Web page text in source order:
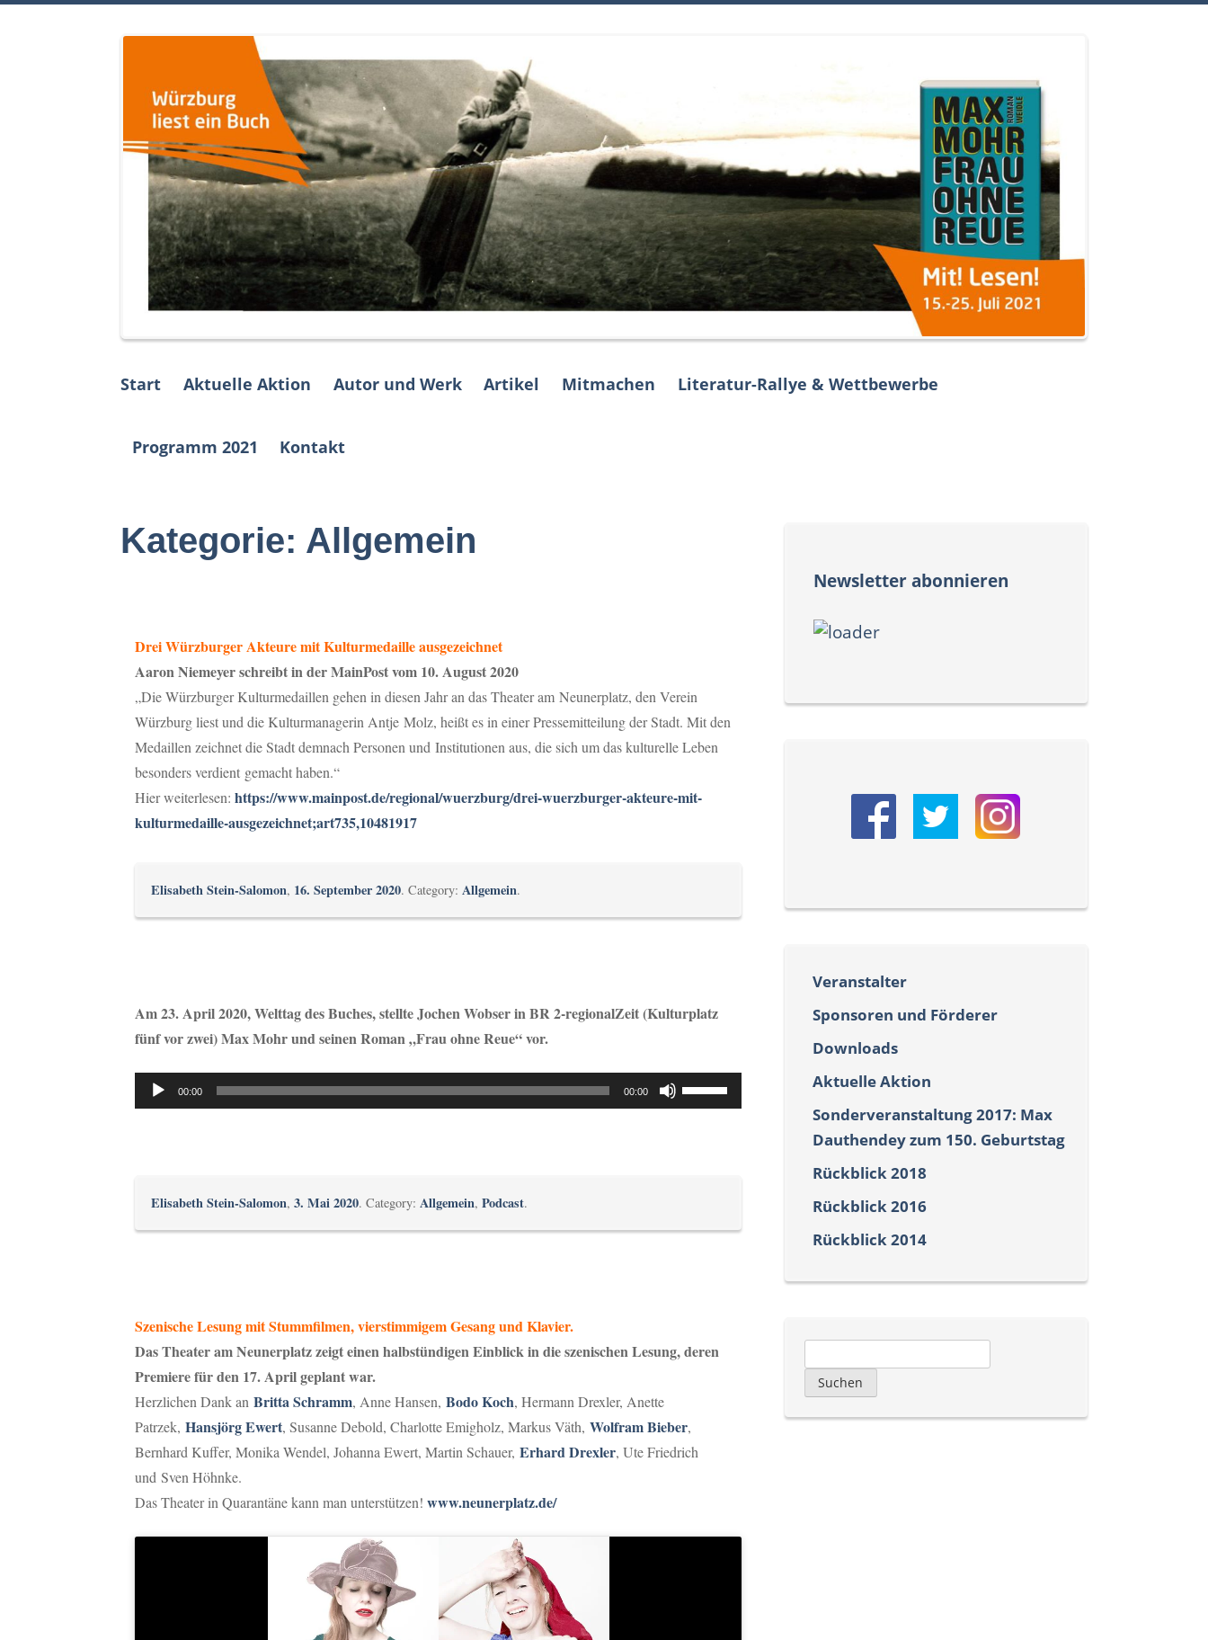
Skip
Start Aktuelle Aktion Autor und Werk Artikel Mitmachen Literatur-Rallye & Wettbewerbe
Programm 2021 Kontakt
Kategorie: Allgemein
Drei Würzburger Akteure mit Kulturmedaille ausgezeichnet
Aaron Niemeyer schreibt in der MainPost vom 10. August 2020
„Die Würzburger Kulturmedaillen gehen in diesen Jahr an das Theater am Neunerplatz, den Verein
Würzburg liest und die Kulturmanagerin Antje Molz, heißt es in einer Pressemitteilung der Stadt. Mit den
Medaillen zeichnet die Stadt demnach Personen und Institutionen aus, die sich um das kulturelle Leben
besonders verdient gemacht haben.“
Hier weiterlesen:https://www.mainpost.de/regional/wuerzburg/drei-wuerzburger-akteure-mit-
kulturmedaille-ausgezeichnet;art735,10481917
Elisabeth Stein-Salomon, 16. September 2020. Category: Allgemein.
Am 23. April 2020, Welttag des Buches, stellte Jochen Wobser in BR 2-regionalZeit (Kulturplatz
fünf vor zwei) Max Mohr und seinen Roman „Frau ohne Reue“ vor.
Audio-
Player
00:00 00:00
Pfeiltasten
Hoch/Runter
zu
Elisabeth Stein-Salomon,3. Mai 2020. Category: Allgemein,Podcast.
Szenische Lesung mit Stummfilmen, vierstimmigem Gesang und Klavier.
Das Theater am Neunerplatz zeigt einen halbstündigen Einblick in die szenischen Lesung, deren
Premiere für den 17. April geplant war.
Herzlichen Dank anBritta Schramm, Anne Hansen,Bodo Koch, Hermann Drexler, Anette
Patrzek,Hansjörg Ewert, Susanne Debold, Charlotte Emigholz, Markus Väth,Wolfram Bieber,
Bernhard Kuffer, Monika Wendel, Johanna Ewert, Martin Schauer,Erhard Drexler, Ute Friedrich
und Sven Höhnke.
Das Theater in Quarantäne kann man unterstützen!www.neunerplatz.de/
Newsletter abonnieren
Veranstalter
Sponsoren und Förderer
Downloads
Aktuelle Aktion
Sonderveranstaltung 2017: Max
Dauthendey zum 150. Geburtstag
Rückblick 2018
Rückblick 2016
Rückblick 2014
nach: